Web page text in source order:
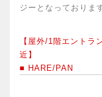
ジーとなっておりま
【屋外/1階エントラ
近】
■ HARE/PAN